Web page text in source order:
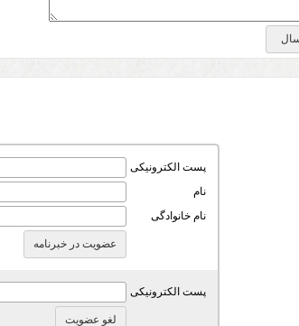
پست الکترونیکی
نام
نام خانوادگی
پست الکترونیکی